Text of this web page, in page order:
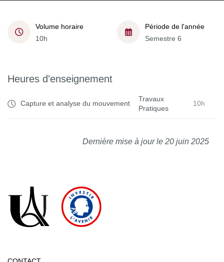
Volume horaire
10h
Période de l'année
Semestre 6
Heures d'enseignement
Capture et analyse du mouvement
Travaux
Pratiques
10h
Dernière mise à jour le 20 juin 2025